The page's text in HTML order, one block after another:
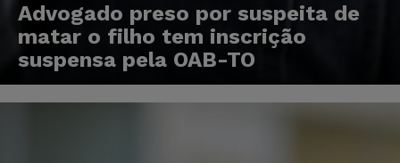
Advogado preso por suspeita de
matar o filho tem inscrição
suspensa pela OAB-TO